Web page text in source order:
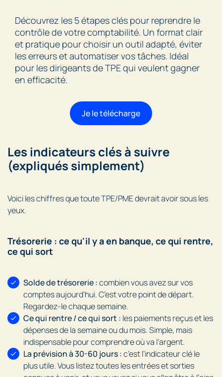
Découvrez les 5 étapes clés pour reprendre le
contrôle de votre comptabilité. Un format clair
et pratique pour choisir un outil adapté, éviter
les erreurs et automatiser vos tâches. Idéal
pour les dirigeants de TPE qui veulent gagner
en efficacité.
Je le télécharge
Les indicateurs clés à suivre
(expliqués simplement)
Voici les chiffres que toute TPE/PME devrait avoir sous les
yeux.
Trésorerie : ce qu'il y a en banque, ce qui rentre,
ce qui sort
Solde de trésorerie :combien vous avez sur vos
comptes aujourd’hui. C’est votre point de départ.
Regardez-le chaque semaine.
Ce qui rentre / ce qui sort : les paiements reçus et les
dépenses de la semaine ou du mois. Simple, mais
indispensable pour comprendre où va l’argent.
La prévision à 30-60 jours :c’est l’indicateur clé le
plus utile. Vous listez toutes les entrées et sorties